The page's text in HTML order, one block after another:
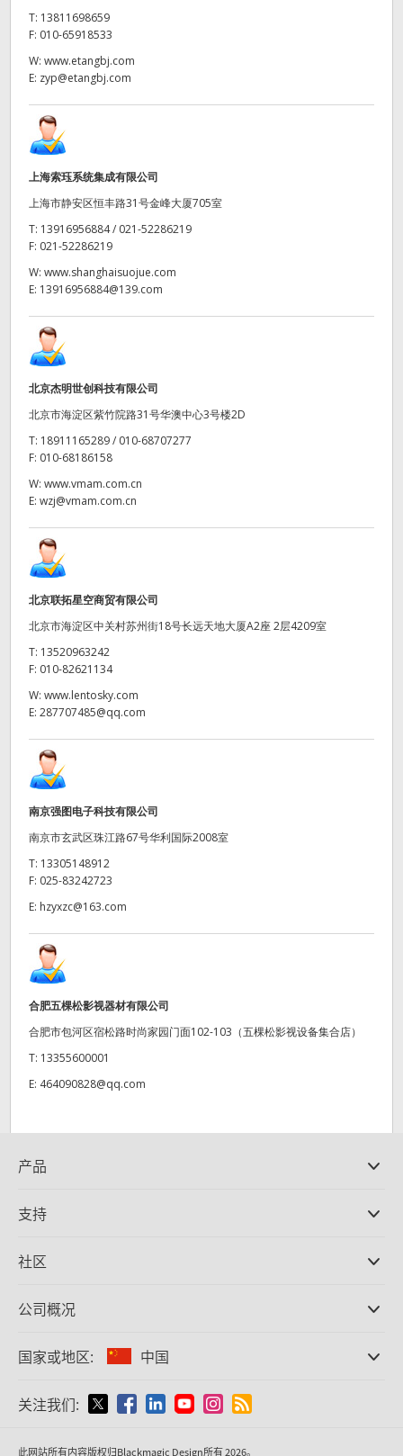
T: 13811698659
F: 010-65918533
W: www.etangbj.com
E: zyp@etangbj.com
上海索珏系统集成有限公司
上海市静安区恒丰路31号金峰大厦705室
T: 13916956884 / 021-52286219
F: 021-52286219
W: www.shanghaisuojue.com
E: 13916956884@139.com
北京杰明世创科技有限公司
北京市海淀区紫竹院路31号华澳中心3号楼2D
T: 18911165289 / 010-68707277
F: 010-68186158
W: www.vmam.com.cn
E: wzj@vmam.com.cn
北京联拓星空商贸有限公司
北京市海淀区中关村苏州街18号长远天地大厦A2座 2层4209室
T: 13520963242
F: 010-82621134
W: www.lentosky.com
E: 287707485@qq.com
南京强图电子科技有限公司
南京市玄武区珠江路67号华利国际2008室
T: 13305148912
F: 025-83242723
E: hzyxzc@163.com
合肥五棵松影视器材有限公司
合肥市包河区宿松路时尚家园门面102-103（五棵松影视设备集合店）
T: 13355600001
E: 464090828@qq.com
产品
DaVinci Resolve和Fusion软件
Ultimatte
采集和输出
格式转换
网络存储
支持
支持中心
社区
公司概况
关于我们
媒体
国家或地区: 中国
请选择国家或地区
关注我们:
此网站所有内容版权归Blackmagic Design所有 2026。